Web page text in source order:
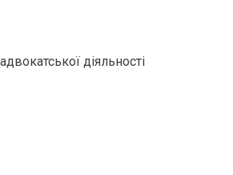
діяльності